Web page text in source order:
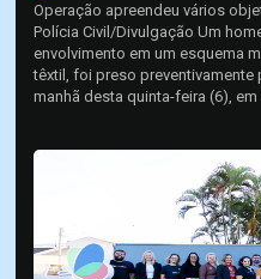
Operação apreendeu vários
Polícia Civil/Divulgação Um
envolvimento em um esquema
têxtil, foi preso preventivamente
manhã desta quinta-feira (6),